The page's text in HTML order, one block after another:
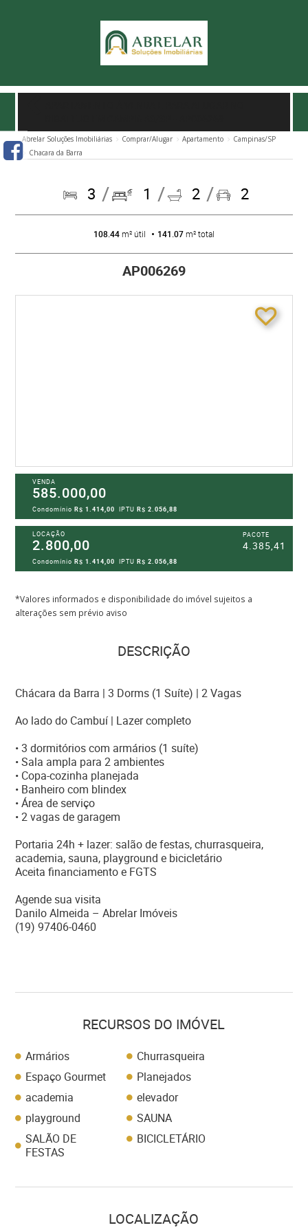
Abrelar Soluções Imobiliárias Comprar/Alugar Apartamento
Campinas/SP
Chacara da Barra
3 1 2 2
108.44m² útil 141.07m² total
AP006269
VENDA
585.000,00
CondomínioR$ 1.414,00 IPTUR$ 2.056,88
LOCAÇÃO
2.800,00
PACOTE
4.385,41
CondomínioR$ 1.414,00 IPTUR$ 2.056,88
*Valores informados e disponibilidade do imóvel sujeitos a
alterações sem prévio aviso
DESCRIÇÃO
Chácara da Barra | 3 Dorms (1 Suíte) | 2 Vagas
Ao lado do Cambuí | Lazer completo
• 3 dormitórios com armários (1 suíte)
• Sala ampla para 2 ambientes
• Copa-cozinha planejada
• Banheiro com blindex
• Área de serviço
• 2 vagas de garagem
Portaria 24h + lazer: salão de festas, churrasqueira,
academia, sauna, playground e bicicletário
Aceita financiamento e FGTS
Agende sua visita
Danilo Almeida – Abrelar Imóveis
(19) 97406-0460
RECURSOS DO IMÓVEL
Armários
Churrasqueira
Espaço Gourmet
Planejados
academia
elevador
playground
SAUNA
SALÃO DE
FESTAS
BICICLETÁRIO
LOCALIZAÇÃO